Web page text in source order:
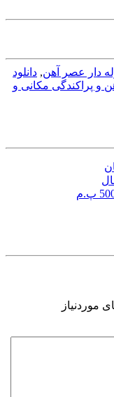
دار عصر آهن, دانلود
و پراکندگی مکانی و
موردنیاز